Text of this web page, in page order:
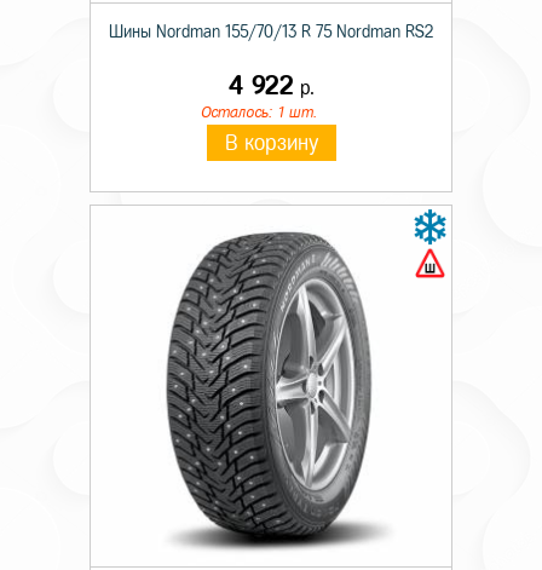
Шины Nordman 155/70/13 R 75 Nordman RS2
4 922 р.
Осталось: 1 шт.
В корзину